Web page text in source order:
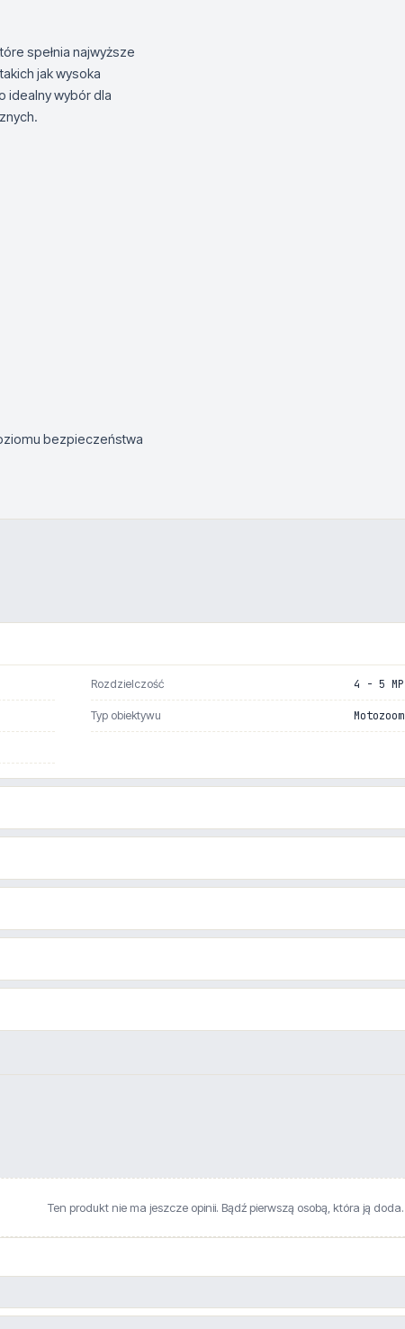
spełnia najwyższe
jak wysoka
idealny wybór dla
bezpieczeństwa
Rozdzielczość 4 - 5 MP
Typ obiektywu Motozoom
Ten produkt nie ma jeszcze opinii. Bądź pierwszą osobą, która ją doda.